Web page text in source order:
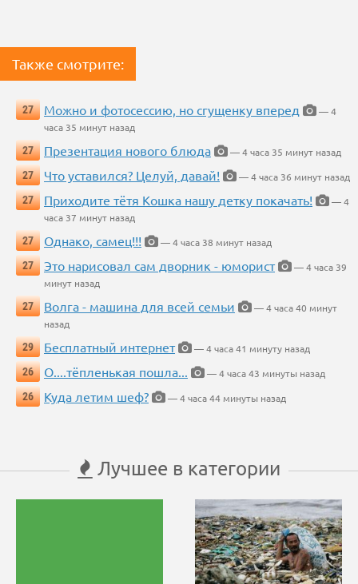
Также смотрите:
27 Можно и фотосессию, но сгущенку вперед
— 4
часа 35 минут назад
27
Презентация нового блюда
— 4 часа 35 минут назад
27
Что уставился? Целуй, давай!
— 4 часа 36 минут назад
27
Приходите тётя Кошка нашу детку покачать!
— 4
часа 37 минут назад
27
Однако, самец!!!
— 4 часа 38 минут назад
27
Это нарисовал сам дворник - юморист
— 4 часа 39
минут назад
27
Волга - машина для всей семьи
— 4 часа 40 минут
назад
29
Бесплатный интернет
— 4 часа 41 минуту назад
26
О....тёпленькая пошла...
— 4 часа 43 минуты назад
26
Куда летим шеф? — 4 часа 44 минуты назад
Лучшее в категории